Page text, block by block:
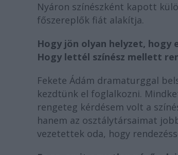
Nyáron színészként kapott
főszereplők fiát alakítja.
Hogy jön olyan helyzet, hogy
Hogy lettél színész mellett
Fekete Ádám dramaturggal
kezdtünk el foglalkozni.
rengeteg kérdésem volt a
hanem az osztálytársaimat
vezetettek oda, hogy